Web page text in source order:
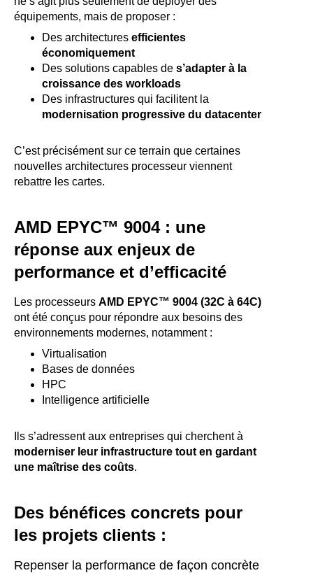
équipements, mais de proposer :
Des architectures efficientes
économiquement
Des solutions capables de s’adapter à la
croissance des workloads
Des infrastructures qui facilitent la
modernisation progressive du datacenter
C’est précisément sur ce terrain que certaines
nouvelles architectures processeur viennent
rebattre les cartes.
AMD EPYC™ 9004 : une
réponse aux enjeux de
performance et d’efficacité
Les processeurs AMD EPYC™ 9004 (32C à 64C)
ont été conçus pour répondre aux besoins des
environnements modernes, notamment :
Virtualisation
Bases de données
HPC
Intelligence artificielle
Ils s’adressent aux entreprises qui cherchent à
moderniser leur infrastructure tout en gardant
une maîtrise des coûts.
Des bénéfices concrets pour
les projets clients :
Repenser la performance de façon concrète